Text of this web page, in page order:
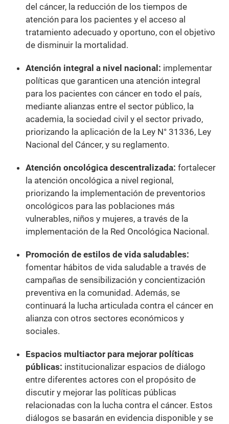
del cáncer, la reducción de los tiempos de
atención para los pacientes y el acceso al
tratamiento adecuado y oportuno, con el objetivo
de disminuir la mortalidad.
Atención integral a nivel nacional: implementar
políticas que garanticen una atención integral
para los pacientes con cáncer en todo el país,
mediante alianzas entre el sector público, la
academia, la sociedad civil y el sector privado,
priorizando la aplicación de la Ley N° 31336, Ley
Nacional del Cáncer, y su reglamento.
Atención oncológica descentralizada: fortalecer
la atención oncológica a nivel regional,
priorizando la implementación de preventorios
oncológicos para las poblaciones más
vulnerables, niños y mujeres, a través de la
implementación de la Red Oncológica Nacional.
Promoción de estilos de vida saludables:
fomentar hábitos de vida saludable a través de
campañas de sensibilización y concientización
preventiva en la comunidad. Además, se
continuará la lucha articulada contra el cáncer en
alianza con otros sectores económicos y
sociales.
Espacios multiactor para mejorar políticas
públicas: institucionalizar espacios de diálogo
entre diferentes actores con el propósito de
discutir y mejorar las políticas públicas
relacionadas con la lucha contra el cáncer. Estos
diálogos se basarán en evidencia disponible y se